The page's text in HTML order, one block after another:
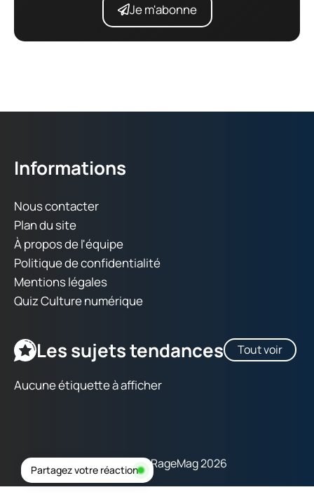
Je m'abonne
Informations
Nous contacter
Plan du site
À propos de l'équipe
Politique de confidentialité
Mentions légales
Quiz Culture numérique
Les sujets tendances Tout voir
Aucune étiquette à afficher
Copyright © RageMag 2026
Partagez votre réaction